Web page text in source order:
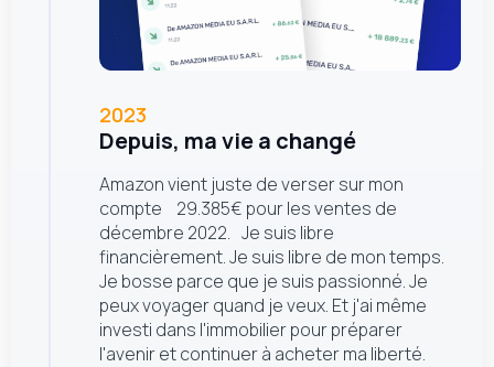
2023
Depuis, ma vie a changé
Amazon vient juste de verser sur mon
compte 29.385€ pour les ventes de
décembre 2022. Je suis libre
financièrement. Je suis libre de mon temps.
Je bosse parce que je suis passionné. Je
peux voyager quand je veux. Et j'ai même
investi dans l'immobilier pour préparer
l'avenir et continuer à acheter ma liberté.